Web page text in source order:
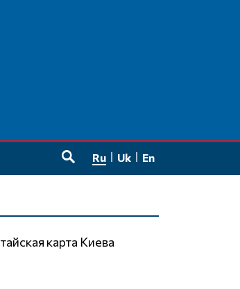
Ru Uk En
карта Киева